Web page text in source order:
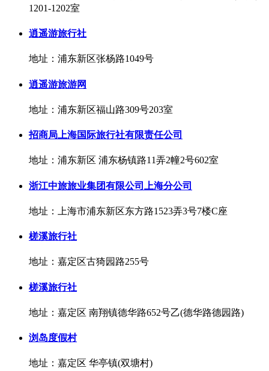
1201-1202室
逍遥游旅行社
地址：浦东新区张杨路1049号
逍遥游旅游网
地址：浦东新区福山路309号203室
招商局上海国际旅行社有限责任公司
地址：浦东新区 浦东杨镇路11弄2幢2号602室
浙江中旅旅业集团有限公司上海分公司
地址：上海市浦东新区东方路1523弄3号7楼C座
槎溪旅行社
地址：嘉定区古猗园路255号
槎溪旅行社
地址：嘉定区 南翔镇德华路652号乙(德华路德园路)
浏岛度假村
地址：嘉定区 华亭镇(双塘村)